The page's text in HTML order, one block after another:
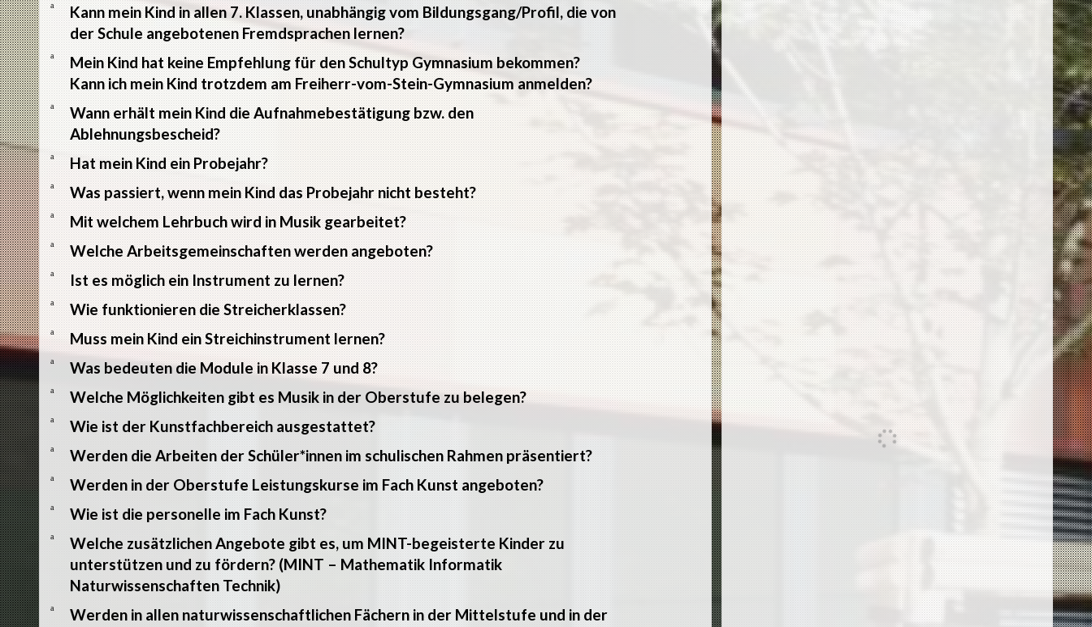
a
Kann mein Kind in allen 7. Klassen, unabhängig vom Bildungsgang/Profil, die von
der Schule angebotenen Fremdsprachen lernen?
a
Mein Kind hat keine Empfehlung für den Schultyp Gymnasium bekommen?
Kann ich mein Kind trotzdem am Freiherr-vom-Stein-Gymnasium anmelden?
a
Wann erhält mein Kind die Aufnahmebestätigung bzw. den
Ablehnungsbescheid?
a Hat mein Kind ein Probejahr?
a Was passiert, wenn mein Kind das Probejahr nicht besteht?
a Mit welchem Lehrbuch wird in Musik gearbeitet?
a Welche Arbeitsgemeinschaften werden angeboten?
a Ist es möglich ein Instrument zu lernen?
a Wie funktionieren die Streicherklassen?
a Muss mein Kind ein Streichinstrument lernen?
a Was bedeuten die Module in Klasse 7 und 8?
a Welche Möglichkeiten gibt es Musik in der Oberstufe zu belegen?
a Wie ist der Kunstfachbereich ausgestattet?
a Werden die Arbeiten der Schüler*innen im schulischen Rahmen präsentiert?
a Werden in der Oberstufe Leistungskurse im Fach Kunst angeboten?
a Wie ist die personelle im Fach Kunst?
a
Welche zusätzlichen Angebote gibt es, um MINT-begeisterte Kinder zu
unterstützen und zu fördern? (MINT – Mathematik Informatik
Naturwissenschaften Technik)
a
Werden in allen naturwissenschaftlichen Fächern in der Mittelstufe und in der